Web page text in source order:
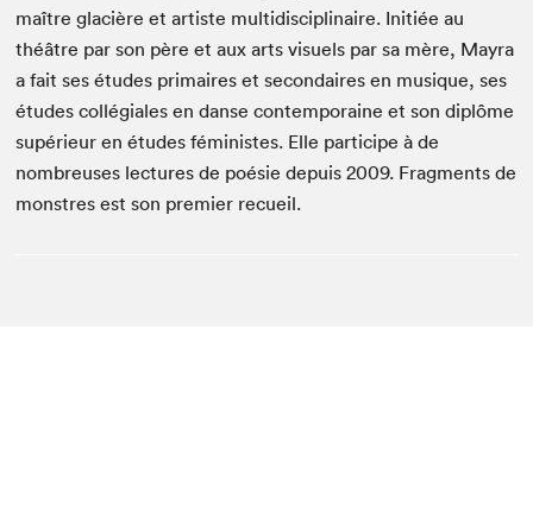
maître glacière et artiste multidisciplinaire. Initiée au
théâtre par son père et aux arts visuels par sa mère, Mayra
a fait ses études primaires et secondaires en musique, ses
études collégiales en danse contemporaine et son diplôme
supérieur en études féministes. Elle participe à de
nombreuses lectures de poésie depuis 2009. Fragments de
monstres est son premier recueil.